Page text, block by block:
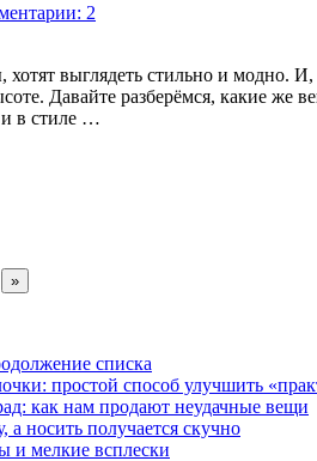
2
выглядеть стильно и модно. И,
Давайте разберёмся, какие
и в стиле …
списка
простой способ улучшить
как нам продают неудачные вещи
носить получается скучно
и мелкие всплески